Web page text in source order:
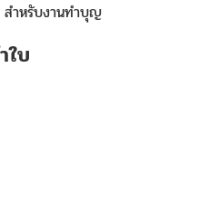
สำหรับงานทำบุญ
ใบ